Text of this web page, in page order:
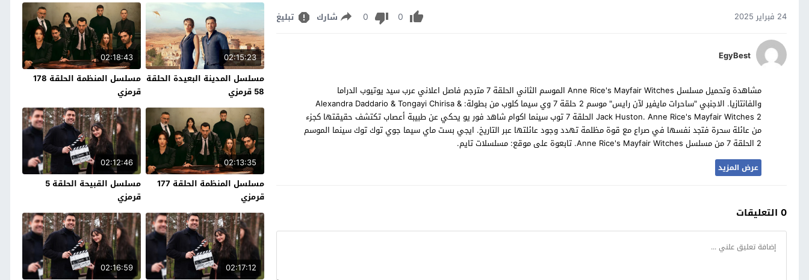
24 فبراير 2025 0
0 شارك تبليغ
EgyBest
مشاهدة وتحميل مسلسل Anne Rice's Mayfair Witches الموسم الثاني الحلقة 7 مترجم فاصل اعلاني عرب سيد يوتيوب الدراما
والفانتازيا. الاجنبي "ساحرات مايفير لآن رايس" موسم 2 حلقة 7 وي سيما كلوب من بطولة: Alexandra Daddario & Tongayi Chirisa &
Jack Huston. Anne Rice's Mayfair Witches 2 الحلقة 7 توب سينما اكوام شاهد فور يو يحكي عن طبيبة أعصاب تكتشف حقيقتها كجزء
من عائلة سحرة فتجد نفسها في صراع مع قوة مظلمة تهدد وجود عائلتها عبر التاريخ. ايجي بست ماي سيما جوي توك توك سينما الموسم
2 الحلقة 7 من مسلسل Anne Rice's Mayfair Witches. تابعوة على موقع: مسلسلات تايم.
عرض المزيد
0 التعليقات
02:15:23
مسلسل المدينة البعيدة الحلقة
58 قرمزي
02:18:43
مسلسل المنظمة الحلقة 178
قرمزي
02:13:35
مسلسل المنظمة الحلقة 177
قرمزي
02:12:46
مسلسل القبيحة الحلقة 5
قرمزي
02:17:12
02:16:59